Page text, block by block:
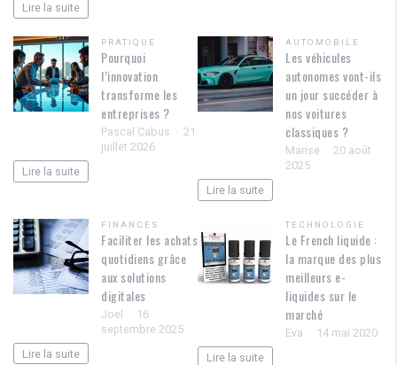
Lire la suite
PRATIQUE
Pourquoi
l’innovation
transforme les
entreprises ?
Pascal Cabus
21
juillet 2026
Lire la suite
AUTOMOBILE
Les véhicules
autonomes vont-ils
un jour succéder à
nos voitures
classiques ?
Marise
20 août
2025
Lire la suite
FINANCES
Faciliter les achats
quotidiens grâce
aux solutions
digitales
Joel
16
septembre 2025
Lire la suite
TECHNOLOGIE
Le French liquide :
la marque des plus
meilleurs e-
liquides sur le
marché
Eva
14 mai 2020
Lire la suite